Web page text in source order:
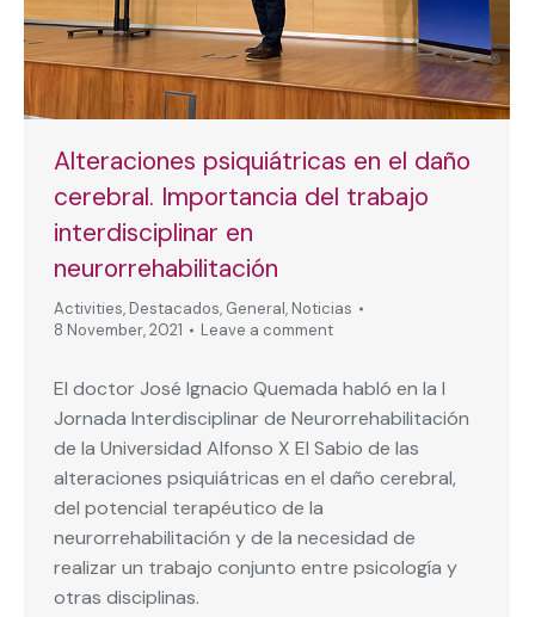
Alteraciones psiquiátricas en el daño
cerebral. Importancia del trabajo
interdisciplinar en
neurorrehabilitación
Activities, Destacados, General, Noticias
8 November, 2021
Leave a comment
El doctor José Ignacio Quemada habló en la I
Jornada Interdisciplinar de Neurorrehabilitación
de la Universidad Alfonso X El Sabio de las
alteraciones psiquiátricas en el daño cerebral,
del potencial terapéutico de la
neurorrehabilitación y de la necesidad de
realizar un trabajo conjunto entre psicología y
otras disciplinas.